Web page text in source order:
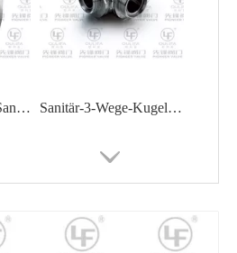
Hohlraumgefüllter Sanitär-Flanschkugelhahn WPSQ72F Sanitär-3-Wege-Kugelhahn mit Gewinde WQ25F